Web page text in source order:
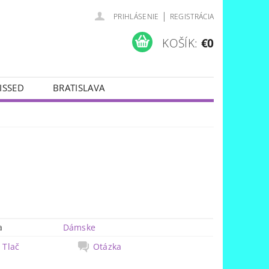
PRIHLÁSENIE | REGISTRÁCIA
KOŠÍK: €0
BRATISLAVA
Dámske
Tlač
Otázka